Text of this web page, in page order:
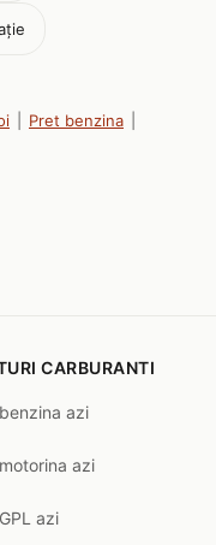
Pret benzina
CARBURANTI
azi
azi
azi